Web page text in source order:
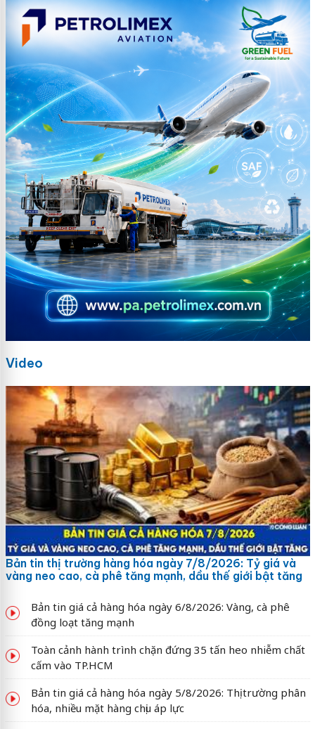
Video
Bản tin thị trường hàng hóa ngày 7/8/2026: Tỷ giá và
vàng neo cao, cà phê tăng mạnh, dầu thế giới bật tăng
Bản tin giá cả hàng hóa ngày 6/8/2026: Vàng, cà phê
đồng loạt tăng mạnh
Toàn cảnh hành trình chặn đứng 35 tấn heo nhiễm chất
cấm vào TP.HCM
Bản tin giá cả hàng hóa ngày 5/8/2026: Thị trường phân
hóa, nhiều mặt hàng chịu áp lực